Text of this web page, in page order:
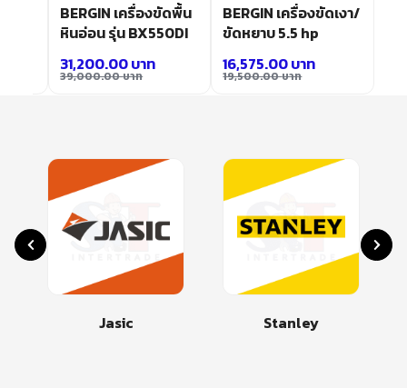
BERGIN เครื่องขัดพื้น
หินอ่อน รุ่น BX550DI
39,000.00บาท
31,200.00บาท
BERGIN เครื่องขัดเงา/
ขัดหยาบ 5.5 hp
19,500.00บาท
16,575.00บาท
Jasic Stanley